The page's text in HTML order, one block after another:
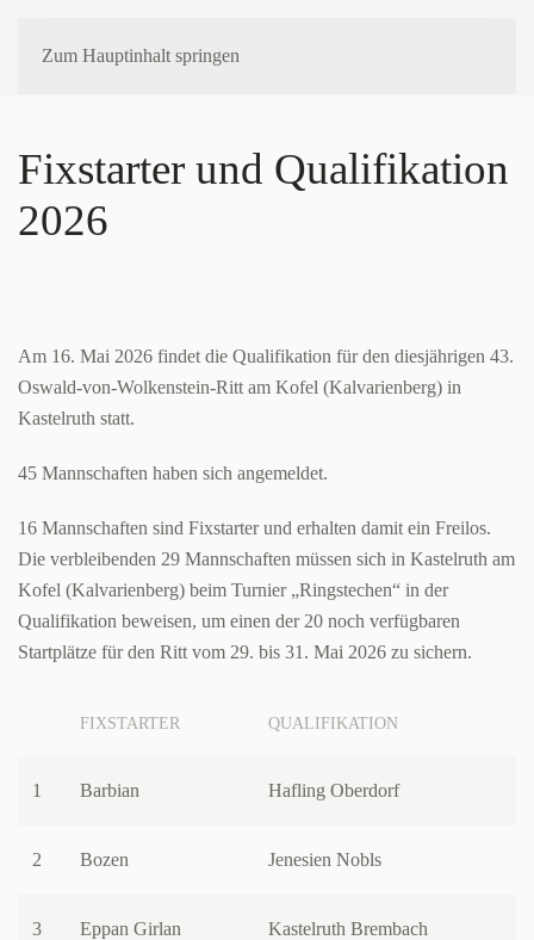
Zum Hauptinhalt springen
Fixstarter und Qualifikation
2026
Am 16. Mai 2026 findet die Qualifikation für den diesjährigen 43.
Oswald-von-Wolkenstein-Ritt am Kofel (Kalvarienberg) in
Kastelruth statt.
45 Mannschaften haben sich angemeldet.
16 Mannschaften sind Fixstarter und erhalten damit ein Freilos.
Die verbleibenden 29 Mannschaften müssen sich in Kastelruth am
Kofel (Kalvarienberg) beim Turnier „Ringstechen“ in der
Qualifikation beweisen, um einen der 20 noch verfügbaren
Startplätze für den Ritt vom 29. bis 31. Mai 2026 zu sichern.
FIXSTARTER QUALIFIKATION
1 Barbian Hafling Oberdorf
2 Bozen Jenesien Nobls
3 Eppan Girlan Kastelruth Brembach